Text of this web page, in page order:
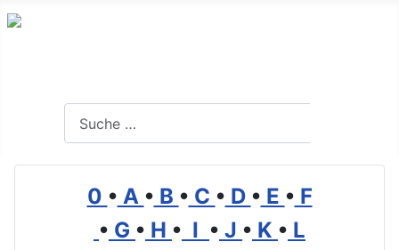
0 • A • B • C • D • E • F
• G • H • I • J • K • L